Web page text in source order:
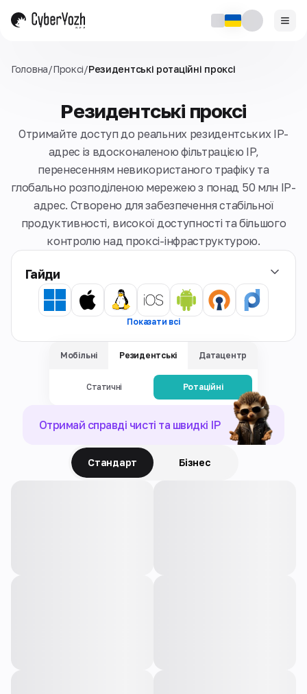
Головна/Проксі/Резидентські ротаційні проксі
Резидентські проксі
Отримайте доступ до реальних резидентських IP-
адрес із вдосконаленою фільтрацією IP,
перенесенням невикористаного трафіку та
глобально розподіленою мережею з понад 50 млн IP-
адрес. Створено для забезпечення стабільної
продуктивності, високої доступності та більшого
контролю над проксі-інфраструктурою.
Гайди
Показати всі
Мобільні Резидентські Датацентр
Статичні Ротаційні
Отримай справді чисті та швидкі IP
Стандарт Бізнес